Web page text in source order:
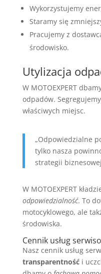
Wykorzystujemy
Staramy się
Pracujemy z
środowisko.
Utylizacja
W MOTOEXPERT
odpadów.
właściwych miejsc.
„Odpowiedzialne
tylko nasza
strategii
W MOTOEXPERT
odpowiedzialność. To
motocyklowego, ale
środowiska.
Cennik usług
Nasz cennik usług
transparentnośći